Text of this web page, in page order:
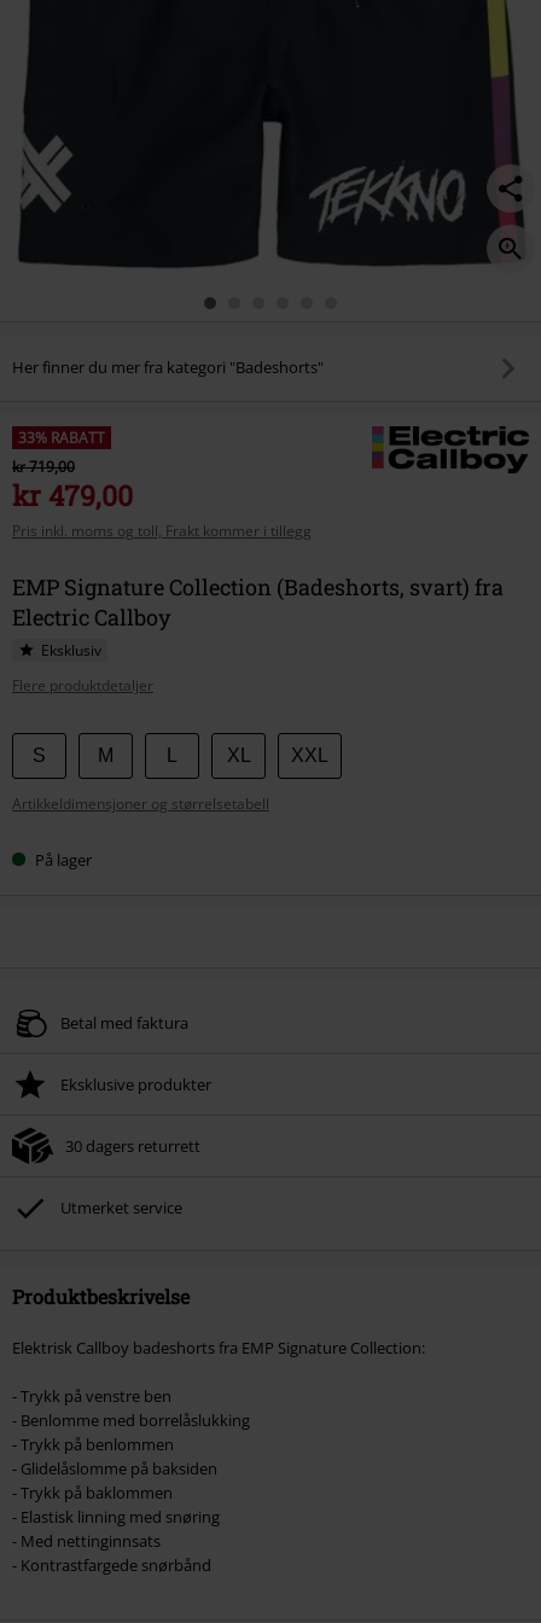
Her finner du mer fra kategori "Badeshorts"
33% RABATT
kr 719,00
kr 479,00
Pris inkl. moms og toll, Frakt kommer i tillegg
EMP Signature Collection (Badeshorts, svart) fra
Electric Callboy
Eksklusiv
Flere produktdetaljer
Velg
størrelse
S M XL XXL
Artikkeldimensjoner og størrelsetabell
På lager
Betal med faktura
Eksklusive produkter
30 dagers returrett
Utmerket service
Produktbeskrivelse
Elektrisk Callboy badeshorts fra EMP Signature Collection:
- Trykk på venstre ben
- Benlomme med borrelåslukking
- Trykk på benlommen
- Glidelåslomme på baksiden
- Trykk på baklommen
- Elastisk linning med snøring
- Med nettinginnsats
- Kontrastfargede snørbånd